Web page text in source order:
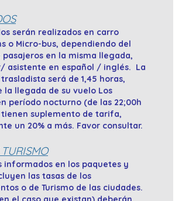
serán realizados en carro
o Micro-bus, dependiendo del
pasajeros en la misma llegada,
asistente en español / inglés. La
será de 1,45 horas,
la llegada de su vuelo Los
período nocturno (de las 22;00h
tienen suplemento de tarifa,
un 20% a más. Favor consultar.
informados en los paquetes y
las tasas de los
o de Turismo de las ciudades.